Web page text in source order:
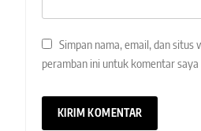
Simpan nama, email, dan situs
peramban ini untuk komentar